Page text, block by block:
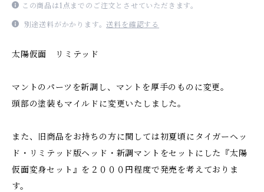
この商品は1点までのご注文とさせていただきます。
別途送料がかかります。送料を確認する
太陽仮面 リミテッド
マントのパーツを新調し、マントを厚手のものに変更。
頭部の塗装もマイルドに変更いたしました。
また、旧商品をお持ちの方に関しては初夏頃にタイガーヘッ
ド・リミテッド版ヘッド・新調マントをセットにした『太陽
仮面変身セット』を２０００円程度で発売を考えておりま
す。